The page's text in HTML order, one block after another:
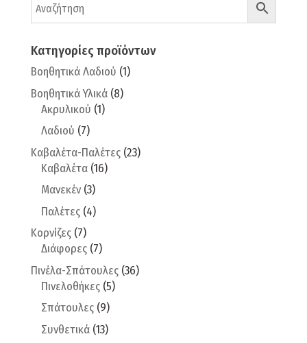
Κατηγορίες προϊόντων
Βοηθητικά Λαδιού (1)
Βοηθητικά Υλικά (8)
Ακρυλικού (1)
Λαδιού (7)
Καβαλέτα-Παλέτες (23)
Καβαλέτα (16)
Μανεκέν (3)
Παλέτες (4)
Κορνίζες (7)
Διάφορες (7)
Πινέλα-Σπάτουλες (36)
Πινελοθήκες (5)
Σπάτουλες (9)
Συνθετικά (13)